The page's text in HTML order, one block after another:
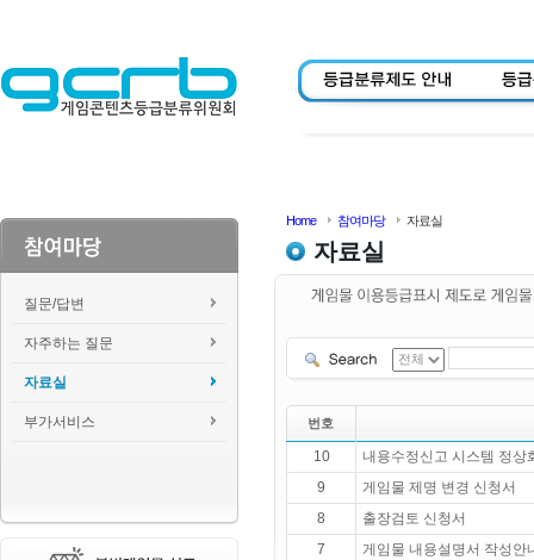
질문/답변
자주하는 질문
자료실
부가서비스
Home 참여마당 자료실
자료실
번호
10
내용수정신고 시스템 정상
9
게임물 제명 변경 신청서
8
출장검토 신청서
7
게임물 내용설명서 작성안